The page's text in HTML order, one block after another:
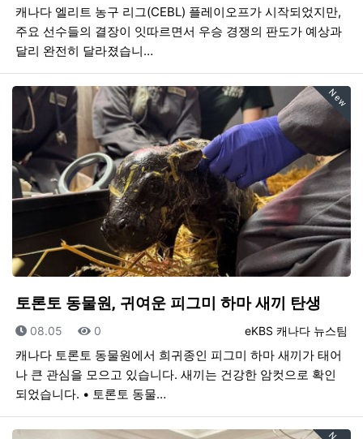
캐나다 엘리트 농구 리그(CEBL) 플레이오프가 시작되었지만,
주요 선수들의 결장이 잇따르면서 우승 경쟁의 판도가 예상과
달리 완전히 달라졌습니…
New
토론토 동물원, 귀여운 피그미 하마 새끼 탄생
등록자
eKBS 캐나다 뉴스팀
등록일
08.05 조회
0
캐나다 토론토 동물원에서 희귀종인 피그미 하마 새끼가 태어
나 큰 관심을 모으고 있습니다. 새끼는 건강한 암컷으로 확인
되었습니다. • 토론토 동물…